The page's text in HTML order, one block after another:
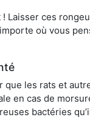
! Laisser ces
où vous
que les rats et
en cas de
bactéries